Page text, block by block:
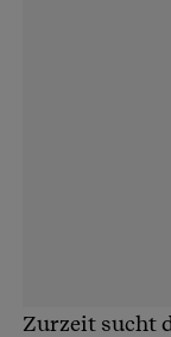
Zurzeit sucht